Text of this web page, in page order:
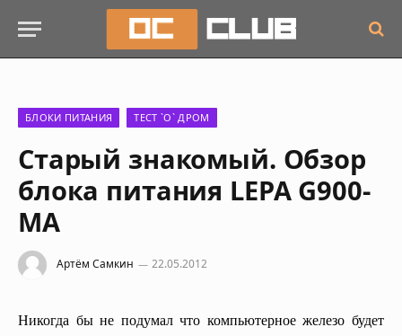
БЛОКИ ПИТАНИЯ ТЕСТ `О` ДРОМ
Старый знакомый. Обзор
блока питания LEPA G900-
MA
Артём Самкин 22.05.2012
Никогда бы не подумал что компьютерное железо будет